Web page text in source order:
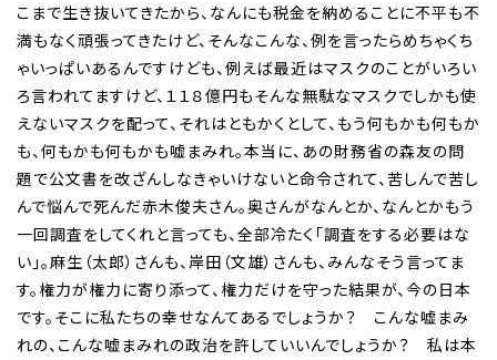
こまで生き抜いてきたから、なんにも税金を納めることに不平も不
満もなく頑張ってきたけど、そんなこんな、例を言ったらめちゃくち
ゃいっぱいあるんですけども、例えば最近はマスクのことがいろい
ろ言われてますけど、１１８億円もそんな無駄なマスクでしかも使
えないマスクを配って、それはともかくとして、もう何もかも何もか
も、何もかも何もかも嘘まみれ。本当に、あの財務省の森友の問
題で公文書を改ざんしなきゃいけないと命令されて、苦しんで苦し
んで悩んで死んだ赤木俊夫さん。奥さんがなんとか、なんとかもう
一回調査をしてくれと言っても、全部冷たく「調査をする必要はな
い」。麻生（太郎）さんも、岸田（文雄）さんも、みんなそう言ってま
す。権力が権力に寄り添って、権力だけを守った結果が、今の日本
です。そこに私たちの幸せなんてあるでしょうか？ こんな嘘まみ
れの、こんな嘘まみれの政治を許していいんでしょうか？ 私は本